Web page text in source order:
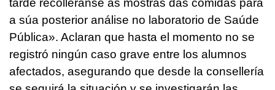
tarde recolleranse as mostras das comidas para
a súa posterior análise no laboratorio de Saúde
Pública». Aclaran que hasta el momento no se
registró ningún caso grave entre los alumnos
afectados, asegurando que desde la consellería